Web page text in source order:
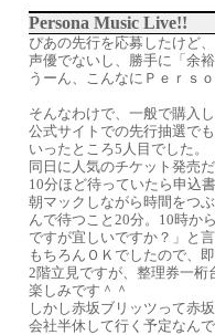
Persona Music Live!!
ぴあの先行を応募したけど
声優でないし、勝手に「余
うーん、こんなにＰｅｒｓ
そんなわけで、一般で購入
公式サイトでの先行抽選で
いったところ5人目でした。
同日に人気のチケット発売
10分ほど待っていたら申込
朝マックしながら時間をつ
んで待つこと20分。10時か
ですが宜しいですか？」と
もちろんＯＫでしたので、
2階立見ですが、整理券一
楽しみです＾＾
しかし赤坂ブリッツって赤
会社半休して行く予定なん